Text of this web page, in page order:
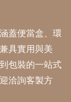
蓋便當盒、環
具實用與美
包裝的一站式
洽詢客製方